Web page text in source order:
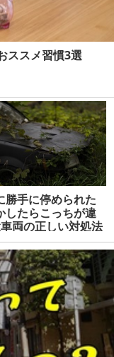
ススメ習慣3選
勝手に停められた
したらこっちが違
両の正しい対処法
達人